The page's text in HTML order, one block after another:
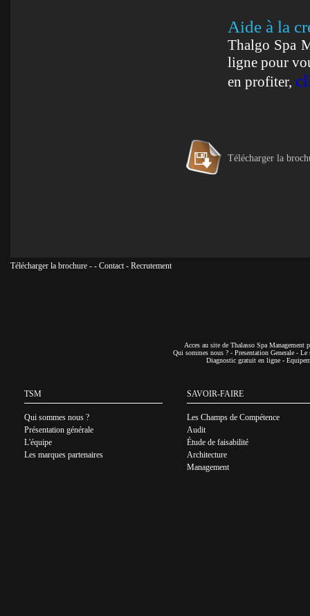
Aide à la
Thalgo Spa
ligne pour
en profiter,
Télécharger la
Télécharger la brochure - - Contact- Recrutement
Acces au site de Thalasso Spa Management
Qui sommes nous ? - Presentation Generale - Le
Diagnostic gratuit en ligne-
TSM
Qui sommes nous ?
Présentation générale
L'équipe
Les marques partenaires
SAVOIR-FAIRE
Les Champs de Compétence
Audit
Étude de faisabilité
Architecture
Management